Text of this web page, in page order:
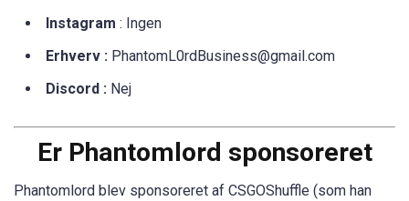
Instagram : Ingen
Erhverv : PhantomL0rdBusiness@gmail.com
Discord : Nej
Er Phantomlord sponsoreret
Phantomlord blev sponsoreret af CSGOShuffle (som han